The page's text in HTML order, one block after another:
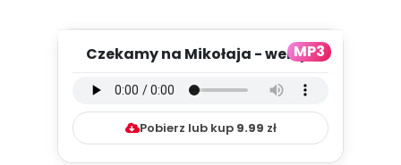
MP3
Czekamy na Mikołaja - wersja
Pobierz lub kup 9.99 zł